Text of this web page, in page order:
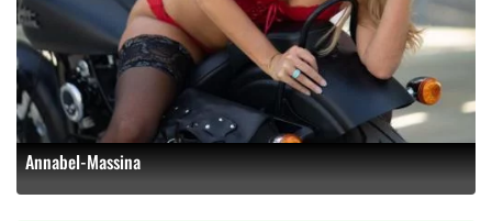
Annabel-Massina